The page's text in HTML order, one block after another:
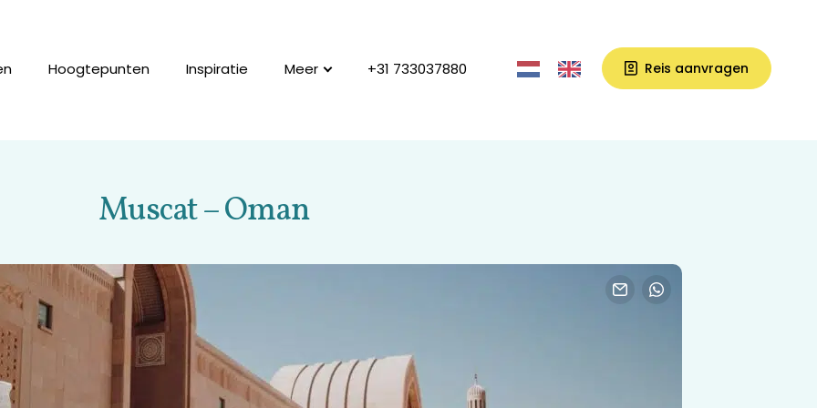
Hoogtepunten Inspiratie Meer +31 733037880 Reis aanvragen
Muscat – Oman